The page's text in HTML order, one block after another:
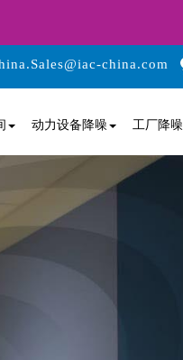
china.com
动力设备降噪 工厂降噪